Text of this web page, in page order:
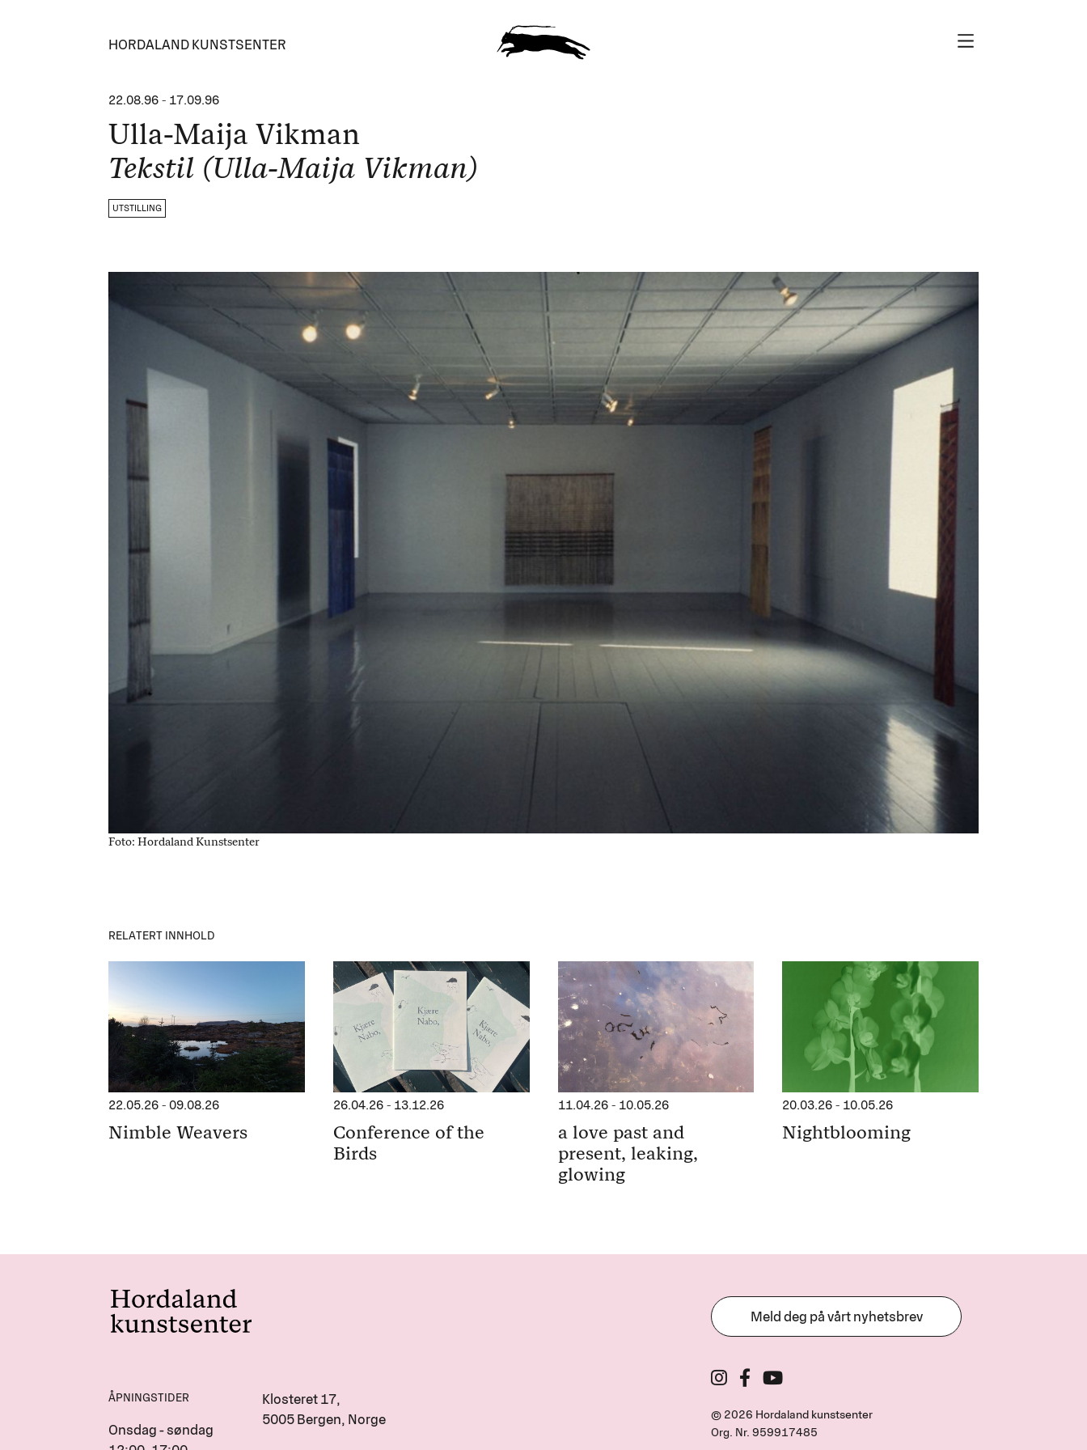
HORDALAND KUNSTSENTER
22.08.96 - 17.09.96
Ulla-Maija Vikman
Tekstil (Ulla-Maija Vikman)
UTSTILLING
Foto: Hordaland Kunstsenter
RELATERT INNHOLD
22.05.26 -09.08.26
Nimble Weavers
26.04.26- 13.12.26
Conference of the
Birds
11.04.26- 10.05.26
a love past and
present, leaking,
glowing
20.03.26 - 10.05.26
Nightblooming
ÅPNINGSTIDER
Onsdag - søndag
Klosteret 17,
5005 Bergen, Norge
Meld deg på vårt nyhetsbrev
© 2026 Hordaland kunstsenter
Org. Nr. 959917485